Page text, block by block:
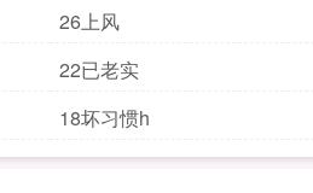
26上风
22已老实
18坏习惯h